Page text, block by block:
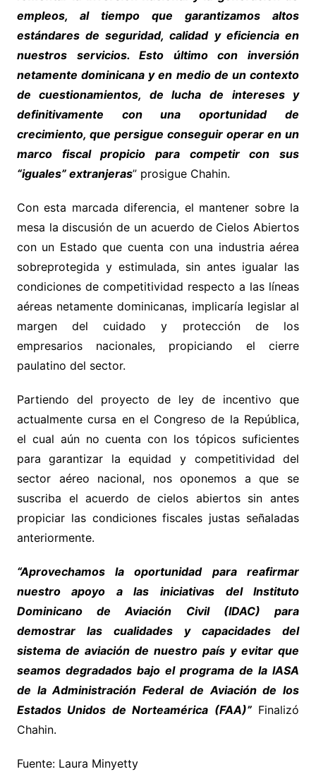
empleos, al tiempo que garantizamos altos
estándares de seguridad, calidad y eficiencia en
nuestros servicios. Esto último con inversión
netamente dominicana y en medio de un contexto
de cuestionamientos, de lucha de intereses y
definitivamente con una oportunidad de
crecimiento, que persigue conseguir operar en un
marco fiscal propicio para competir con sus
“iguales” extranjeras” prosigue Chahin.
Con esta marcada diferencia, el mantener sobre la
mesa la discusión de un acuerdo de Cielos Abiertos
con un Estado que cuenta con una industria aérea
sobreprotegida y estimulada, sin antes igualar las
condiciones de competitividad respecto a las líneas
aéreas netamente dominicanas, implicaría legislar al
margen del cuidado y protección de los
empresarios nacionales, propiciando el cierre
paulatino del sector.
Partiendo del proyecto de ley de incentivo que
actualmente cursa en el Congreso de la República,
el cual aún no cuenta con los tópicos suficientes
para garantizar la equidad y competitividad del
sector aéreo nacional, nos oponemos a que se
suscriba el acuerdo de cielos abiertos sin antes
propiciar las condiciones fiscales justas señaladas
anteriormente.
“Aprovechamos la oportunidad para reafirmar
nuestro apoyo a las iniciativas del Instituto
Dominicano de Aviación Civil (IDAC) para
demostrar las cualidades y capacidades del
sistema de aviación de nuestro país y evitar que
seamos degradados bajo el programa de la IASA
de la Administración Federal de Aviación de los
Estados Unidos de Norteamérica (FAA)”Finalizó
Chahin.
Fuente: Laura Minyetty